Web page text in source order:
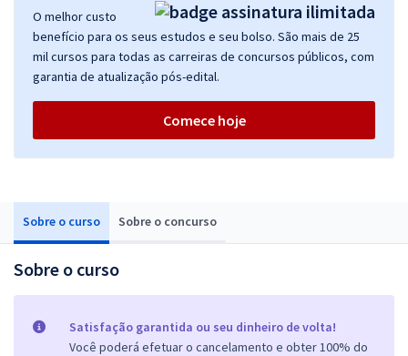
Sobre o curso Sobre o concurso
Sobre o curso
Satisfação garantida ou seu dinheiro de volta!
Você poderá efetuar o cancelamento e obter 100% do
O melhor custo
benefício para os seus estudos e seu bolso. São mais de 25
mil cursos para todas as carreiras de concursos públicos, com
garantia de atualização pós-edital.
Comece hoje